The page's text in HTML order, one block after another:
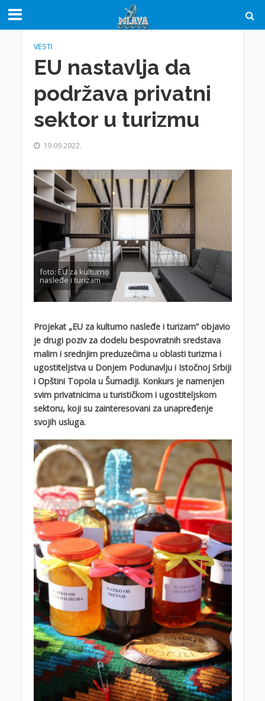
VESTI
EU nastavlja da
podržava privatni
sektor u turizmu
19.09.2022.
foto: EU za kulturno
nasleđe i turizam
Projekat „EU za kulturno nasleđe i turizam“ objavio
je drugi poziv za dodelu bespovratnih sredstava
malim i srednjim preduzećima u oblasti turizma i
ugostiteljstva u Donjem Podunavlju i Istočnoj Srbiji
i Opštini Topola u Šumadiji. Konkurs je namenjen
svim privatnicima u turističkom i ugostiteljskom
sektoru, koji su zainteresovani za unapređenje
svojih usluga.